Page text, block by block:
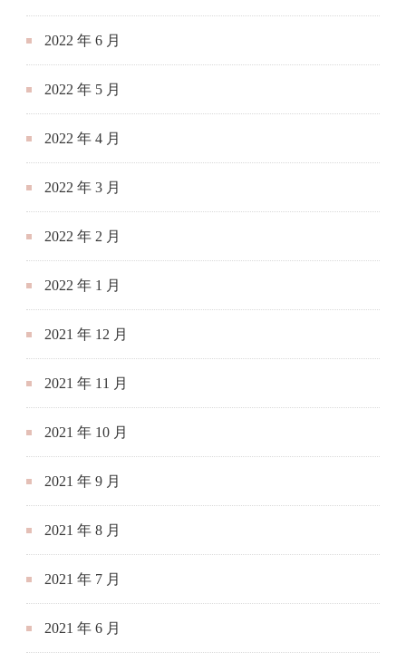
2022 年 6 月
2022 年 5 月
2022 年 4 月
2022 年 3 月
2022 年 2 月
2022 年 1 月
2021 年 12 月
2021 年 11 月
2021 年 10 月
2021 年 9 月
2021 年 8 月
2021 年 7 月
2021 年 6 月